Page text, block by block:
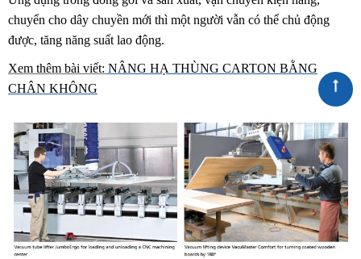
chuyển cho dây chuyền mới thì một người vẫn có thể chủ động
được, tăng năng suất lao động.
Xem thêm bài viết: NÂNG HẠ THÙNG CARTON BẰNG
CHÂN KHÔNG